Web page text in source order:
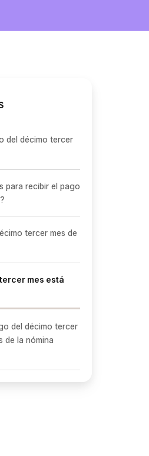
del décimo tercer
para recibir el pago
tercer mes de
mes está
del décimo tercer
de la nómina